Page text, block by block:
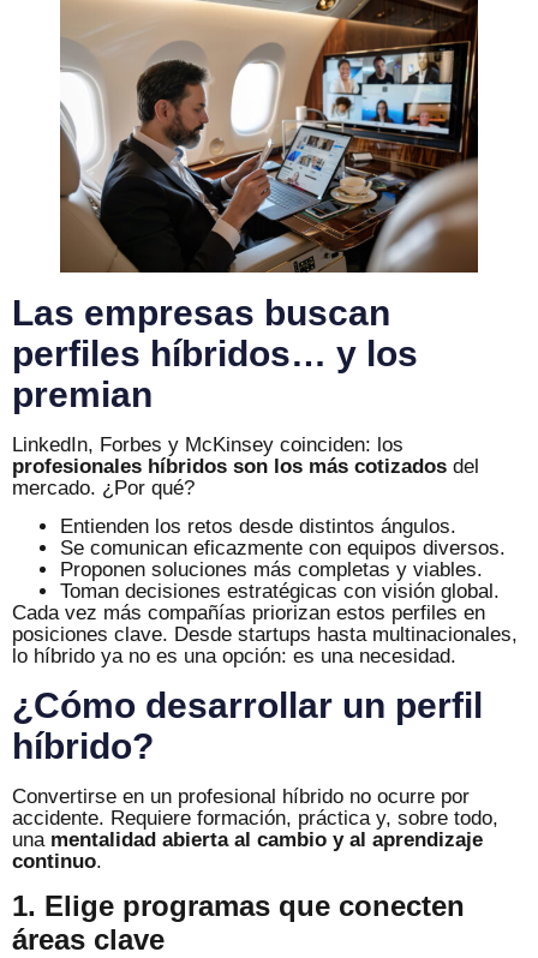
Las empresas buscan
perfiles híbridos… y los
premian
LinkedIn, Forbes y McKinsey coinciden: los
profesionales híbridos son los más cotizados del
mercado. ¿Por qué?
Entienden los retos desde distintos ángulos.
Se comunican eficazmente con equipos diversos.
Proponen soluciones más completas y viables.
Toman decisiones estratégicas con visión global.
Cada vez más compañías priorizan estos perfiles en
posiciones clave. Desde startups hasta multinacionales,
lo híbrido ya no es una opción: es una necesidad.
¿Cómo desarrollar un perfil
híbrido?
Convertirse en un profesional híbrido no ocurre por
accidente. Requiere formación, práctica y, sobre todo,
una mentalidad abierta al cambio y al aprendizaje
continuo.
1. Elige programas que conecten
áreas clave